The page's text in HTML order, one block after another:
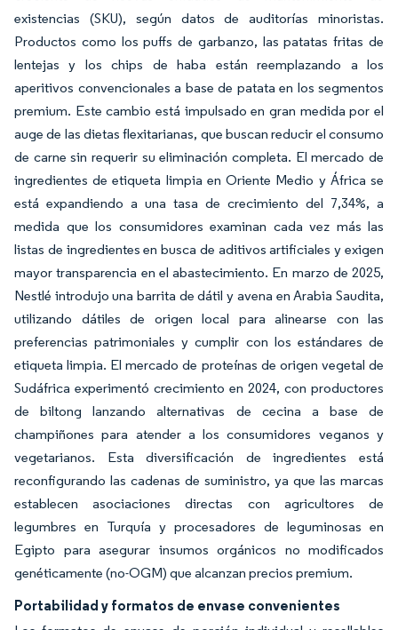
existencias (SKU), según datos de auditorías minoristas.
Productos como los puffs de garbanzo, las patatas fritas de
lentejas y los chips de haba están reemplazando a los
aperitivos convencionales a base de patata en los segmentos
premium. Este cambio está impulsado en gran medida por el
auge de las dietas flexitarianas, que buscan reducir el consumo
de carne sin requerir su eliminación completa. El mercado de
ingredientes de etiqueta limpia en Oriente Medio y África se
está expandiendo a una tasa de crecimiento del 7,34%, a
medida que los consumidores examinan cada vez más las
listas de ingredientes en busca de aditivos artificiales y exigen
mayor transparencia en el abastecimiento. En marzo de 2025,
Nestlé introdujo una barrita de dátil y avena en Arabia Saudita,
utilizando dátiles de origen local para alinearse con las
preferencias patrimoniales y cumplir con los estándares de
etiqueta limpia. El mercado de proteínas de origen vegetal de
Sudáfrica experimentó crecimiento en 2024, con productores
de biltong lanzando alternativas de cecina a base de
champiñones para atender a los consumidores veganos y
vegetarianos. Esta diversificación de ingredientes está
reconfigurando las cadenas de suministro, ya que las marcas
establecen asociaciones directas con agricultores de
legumbres en Turquía y procesadores de leguminosas en
Egipto para asegurar insumos orgánicos no modificados
genéticamente (no-OGM) que alcanzan precios premium.
Portabilidad y formatos de envase convenientes